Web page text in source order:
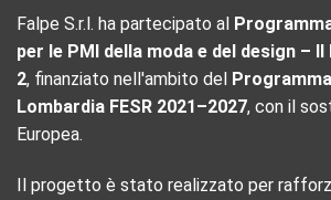
Falpe S.r.l. ha partecipato al
per le PMI della moda e del design – II
2, finanziato nell'ambito del
Lombardia FESR 2021–2027, con il
Europea.
Il progetto è stato realizzato per